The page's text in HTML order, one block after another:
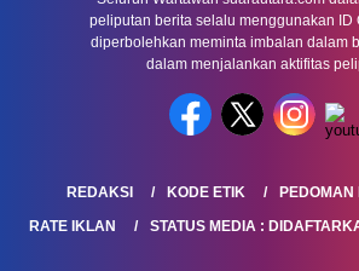
peliputan berita selalu menggunakan ID
diperbolehkan meminta imbalan dalam
dalam menjalankan aktifitas
REDAKSI KODE ETIK
RATE IKLAN
STATUS MEDIA :